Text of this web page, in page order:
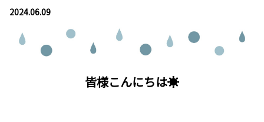
2024.06.09
皆様こんにちは☀